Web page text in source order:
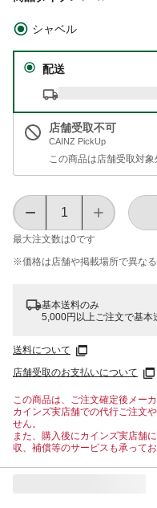
シャベル
配送
店舗受取不可
CAINZ PickUp
この商品は店舗受取対象
最大注文数は0です
※価格は​店舗や​掲載場所で​異なる​
基本送料のみ
5,000円以上ご注文で基本
送料について
店舗受取のお支払いについて
この商品は、ご注文確定後メー
カインズ実店舗での代行ご注文
せん。
また、購入後にカインズ実店舗
収、補償等のサービスも承ってお